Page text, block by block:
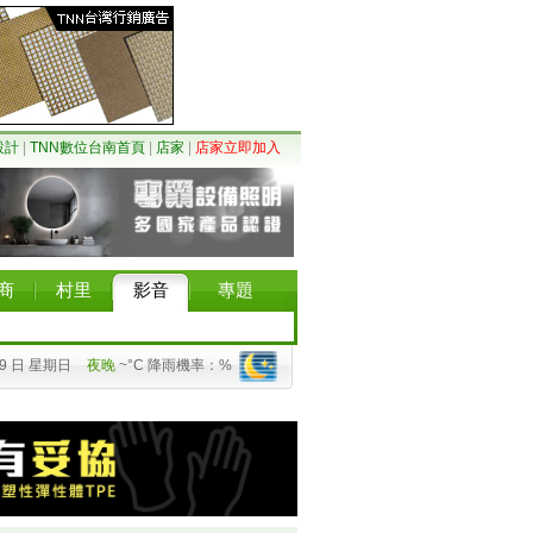
計 TNN數位台南首頁 店家 店家立即加入
村里 影音 專題
日 星期日 夜晚 ~°C 降雨機率：%